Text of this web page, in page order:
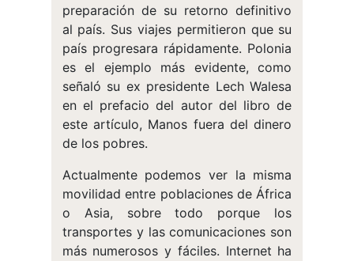
preparación de su retorno definitivo
al país. Sus viajes permitieron que su
país progresara rápidamente. Polonia
es el ejemplo más evidente, como
señaló su ex presidente Lech Walesa
en el prefacio del autor del libro de
este artículo, Manos fuera del dinero
de los pobres.
Actualmente podemos ver la misma
movilidad entre poblaciones de África
o Asia, sobre todo porque los
transportes y las comunicaciones son
más numerosos y fáciles. Internet ha